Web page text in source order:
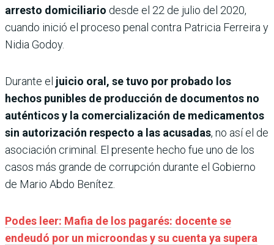
arresto domiciliario desde el 22 de julio del 2020,
cuando inició el proceso penal contra Patricia Ferreira y
Nidia Godoy.
Durante el juicio oral, se tuvo por probado los
hechos punibles de producción de documentos no
auténticos y la comercialización de medicamentos
sin autorización respecto a las acusadas, no así el de
asociación criminal. El presente hecho fue uno de los
casos más grande de corrupción durante el Gobierno
de Mario Abdo Benítez.
Podes leer: Mafia de los pagarés: docente se
endeudó por un microondas y su cuenta ya supera